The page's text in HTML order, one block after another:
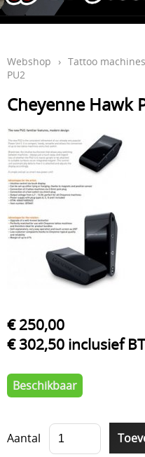
Machine onderdelen
Aftercare en hygiëne
Boeken
Piercing
Tattoo verwijdering
KOOPJES
Indibeau
Webshop › Tattoo machines
PU2
Cheyenne Hawk
€ 250,00
€ 302,50 inclusief
Beschikbaar
Aantal